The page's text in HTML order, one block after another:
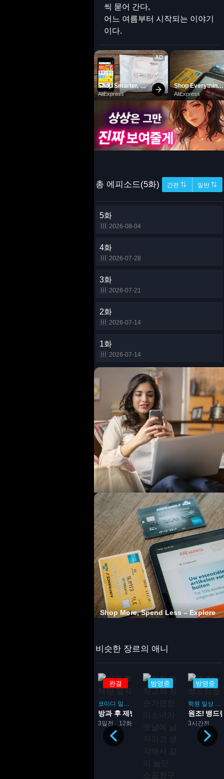
씩 묻어 간다,
어느 여름부터 시작되는 이야기
이다.
총 에피소드(5화) 간편 ⇅ 일반 ⇅
5화
2026-08-04
4화
2026-07-28
3화
2026-07-21
2화
2026-07-14
1화
2026-07-14
비슷한 장르의 애니
완결
코미디 일상 드라마 부활동
3일전 12화
방과 후 제방 일지
방영중 방영중
학원 일상 음
3시간전
52화
원조! 뱅드